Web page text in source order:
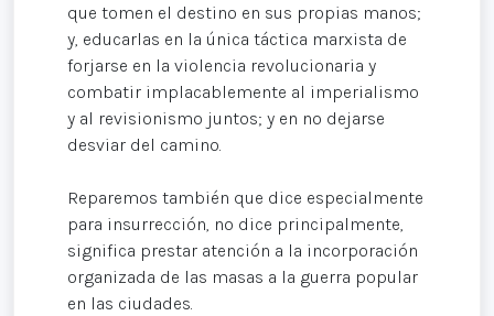
que tomen el destino en sus propias manos;
y, educarlas en la única táctica marxista de
forjarse en la violencia revolucionaria y
combatir implacablemente al imperialismo
y al revisionismo juntos; y en no dejarse
desviar del camino.
Reparemos también que dice especialmente
para insurrección, no dice principalmente,
significa prestar atención a la incorporación
organizada de las masas a la guerra popular
en las ciudades.